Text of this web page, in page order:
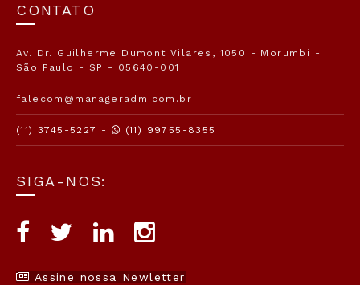
CONTATO
Av. Dr. Guilherme Dumont Vilares, 1050 - Morumbi -
São Paulo - SP - 05640-001
falecom@manageradm.com.br
(11) 3745-5227 - (11) 99755-8355
SIGA-NOS:
Assine nossa Newletter